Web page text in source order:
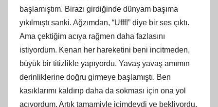
başlamıştım. Birazı girdiğinde dünyam başıma
yıkılmıştı sanki. Ağzımdan, “Ufff!” diye bir ses çıktı.
Ama çektiğim acıya rağmen daha fazlasını
istiyordum. Kenan her hareketini beni incitmeden,
büyük bir titizlikle yapıyordu. Yavaş yavaş amımın
derinliklerine doğru girmeye başlamıştı. Ben
kasıklarımı kaldırıp daha da sokması için ona yol
açıyordum. Artık tamamiyle içimdeydi ve bekliyordu.